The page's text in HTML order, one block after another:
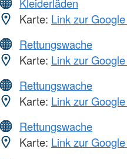
Kleiderläden
Karte: Link zur
Rettungswache
Karte: Link zur
Rettungswache
Karte: Link zur
Rettungswache
Karte: Link zur